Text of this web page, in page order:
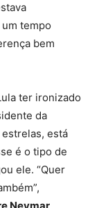
tempo
bem
ter ironizado
da
está
é o tipo de
ele. “Quer